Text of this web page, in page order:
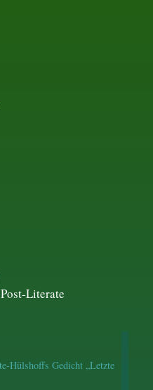
Literate
Hülshoffs Gedicht „Letzte